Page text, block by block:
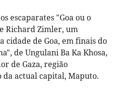
escaparates "Goa ou o
Richard Zimler, um
cidade de Goa, em finais do
de Ungulani Ba Ka Khosa,
de Gaza, região
actual capital, Maputo.